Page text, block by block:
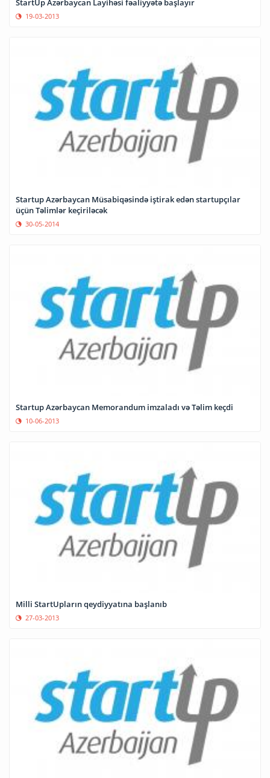
StartUp Azərbaycan Layihəsi fəaliyyətə başlayır
19-03-2013
Startup Azərbaycan Müsabiqəsində iştirak edən startupçılar
üçün Təlimlər keçiriləcək
30-05-2014
Startup Azərbaycan Memorandum imzaladı və Təlim keçdi
10-06-2013
Milli StartUpların qeydiyyatına başlanıb
27-03-2013